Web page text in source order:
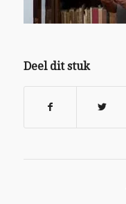
Deel dit stuk